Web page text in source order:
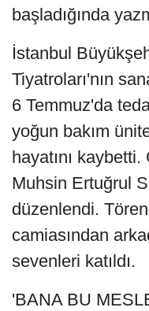
başladığında
İstanbul
Tiyatroları'nın
6 Temmuz'da
yoğun bakım
hayatını
Muhsin Ertuğrul
düzenlendi.
camiasından
sevenleri katıldı.
'BANA BU